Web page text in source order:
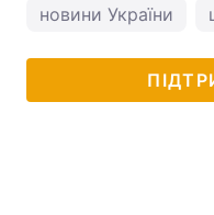
новини України